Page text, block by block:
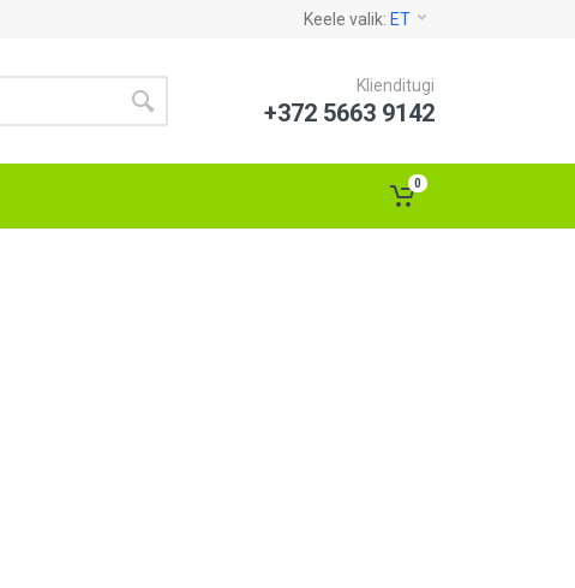
Keele valik: ET
Klienditugi
+372 5663 9142
0